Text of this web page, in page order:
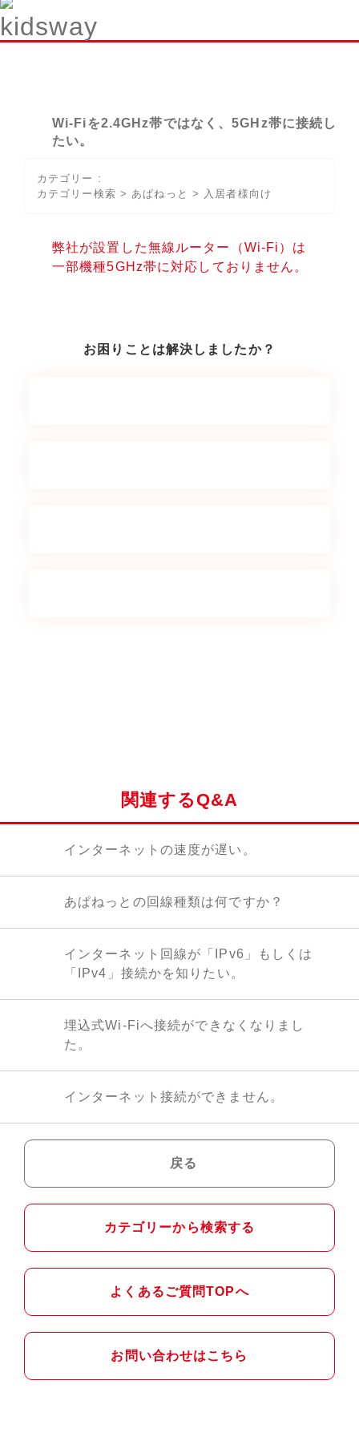
Wi-Fiを2.4GHz帯ではなく、5GHz帯に接続し
たい。
カテゴリー :
カテゴリー検索 >あぱねっと > 入居者様向け
弊社が設置した無線ルーター（Wi-Fi）は
一部機種5GHz帯に対応しておりません。
お困りことは解決しましたか？
関連するQ&A
インターネットの速度が遅い。
あぱねっとの回線種類は何ですか？
インターネット回線が「IPv6」もしくは
「IPv4」接続かを知りたい。
埋込式Wi-Fiへ接続ができなくなりまし
た。
インターネット接続ができません。
戻る
カテゴリーから検索する
よくあるご質問TOPへ
お問い合わせはこちら